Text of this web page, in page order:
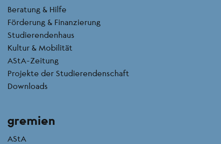
Beratung & Hilfe
Förderung & Finanzierung
Studierendenhaus
Kultur & Mobilität
AStA-Zeitung
Projekte der Studierendenschaft
Downloads
gremien
AStA